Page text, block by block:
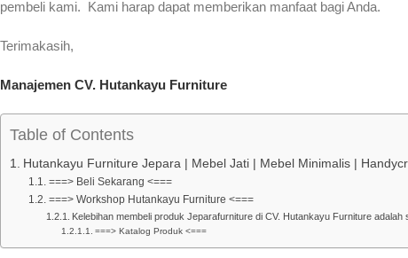
pembeli kami. Kami harap dapat memberikan manfaat bagi Anda.
Terimakasih,
Manajemen CV. Hutankayu Furniture
Table of Contents
Hutankayu Furniture Jepara | Mebel Jati | Mebel Minimalis |
===> Beli Sekarang <===
===> Workshop Hutankayu Furniture <===
Kelebihan membeli produk Jeparafurniture di CV. Hutankayu Furniture adalah
===> Katalog Produk <===